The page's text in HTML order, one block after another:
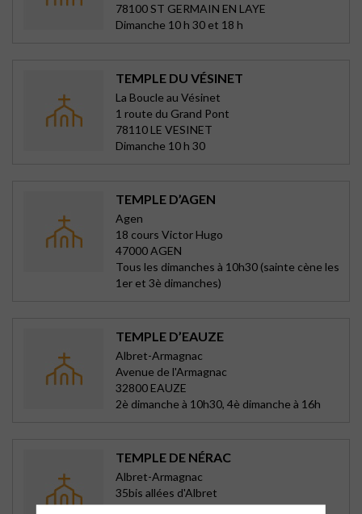
78100 ST GERMAIN EN LAYE
Dimanche 10 h 30 et 18 h
TEMPLE DU VÉSINET
La Boucle au Vésinet
1 route du Grand Pont
78110 LE VESINET
Dimanche 10 h 30
TEMPLE D’AGEN
Agen
18 cours Victor Hugo
47000 AGEN
Tous les dimanches à 10h30 (sainte cène les
1er et 3è dimanches)
TEMPLE D’EAUZE
Albret-Armagnac
Avenue de l'Armagnac
32800 EAUZE
2è dimanche à 10h30, 4è dimanche à 16h
TEMPLE DE NÉRAC
Albret-Armagnac
35bis allées d'Albret
47600 NERAC